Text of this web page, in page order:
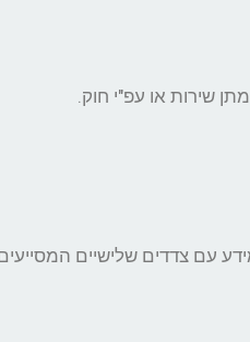
שירות או עפ"י חוק.
עם צדדים שלישיים